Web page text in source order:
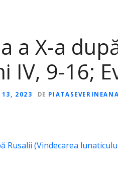
a X-a
IV, 9-16;
13, 2023 DE PIATASEVERINEANA